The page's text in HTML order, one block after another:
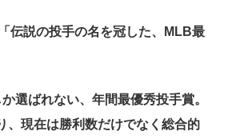
「伝説の投手の名を冠した、MLB最
選ばれない、年間最優秀投手賞。
、現在は勝利数だけでなく総合的